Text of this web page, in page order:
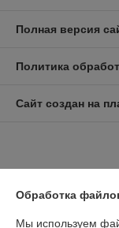
Полная версия
Политика
Сайт создан на
Обработка
Мы используем